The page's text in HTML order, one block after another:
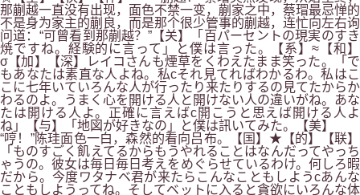
那蒯越一直没有出现，面色不禁一变，蒯家之中，蔡瑁最忌惮的
不是身为家主的蒯良，而是那个很少管事的蒯越，连忙向左右询
问道：“可曾看到那蒯越？”【关】「百パーセントの現実のすき
焼ですね。経験的に言って」と僕は言った。【系】≈【和】
σ【加】【深】レイコさんも煙草をくわえたまま笑った。「で
もあなたは素直な人よね。私cそれ見てればわかるわ。私はこ
こに七年いていろんな人が行ったり来たりするの見てたからか
わるのよ。うまく心を開ける人と開けない人の違いがね。あな
たは開ける人よ。正確に言えばc開こうと思えば開ける人よ
ね」【与】「地図が好きなの」と僕は訊いてみた。【美】
“哼！”陈珪面色一白，森然的看向吕布。【国】★【的】【联】
「ものすごく飢えてるからもうやれることはなんだってやっち
ゃうの。彼女は毎日毎日考えをめぐらせているわけ。何しろ暇
だから。今度ワタナベ君が来たらこんなこともしようcあんな
こともしようってね。そしてベットに入ると貪欲にいろんな体